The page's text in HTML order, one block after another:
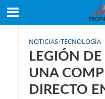
NOTICIAS•TECNOLOGÍA
LEGIÓN
UNA
DIRECTO